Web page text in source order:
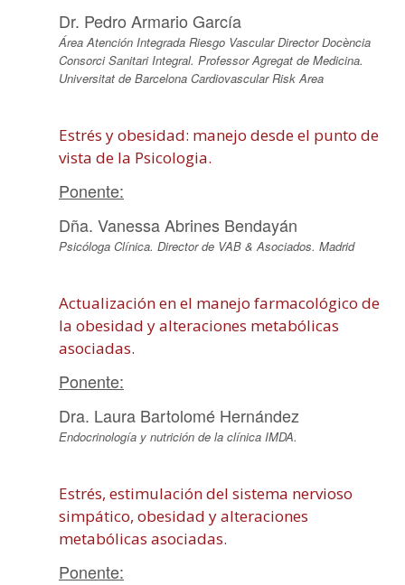
Dr. Pedro Armario García
Área Atención Integrada Riesgo Vascular Director Docència
Consorci Sanitari Integral. Professor Agregat de Medicina.
Universitat de Barcelona Cardiovascular Risk Area
Estrés y obesidad: manejo desde el punto de
vista de la Psicologia.
Ponente:
Dña. Vanessa Abrines Bendayán
Psicóloga Clínica. Director de VAB & Asociados. Madrid
Actualización en el manejo farmacológico de
la obesidad y alteraciones metabólicas
asociadas.
Ponente:
Dra. Laura Bartolomé Hernández
Endocrinología y nutrición de la clínica IMDA.
Estrés, estimulación del sistema nervioso
simpático, obesidad y alteraciones
metabólicas asociadas.
Ponente: